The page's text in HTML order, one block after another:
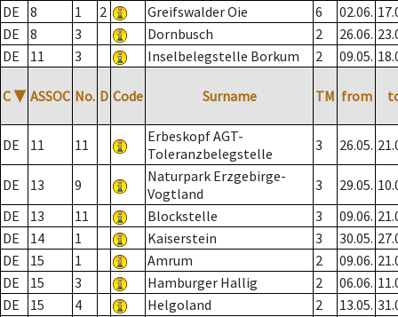
DE
8 1 2 Greifswalder Oie 6 02.06.
DE
8 3 Dornbusch 2 26.06.
DE
11 3 Inselbelegstelle Borkum 2 09.05.
C ▼ ASSOC No. D Code Surname TM from
DE 11 11
Erbeskopf AGT-
Toleranzbelegstelle
3 26.05.
DE 13 9
Naturpark Erzgebirge-
Vogtland
3 29.05.
DE
13 11 Blockstelle 3 09.06.
DE
14 1 Kaiserstein 3 30.05.
DE
15 1 Amrum 2 09.06.
DE
15 3 Hamburger Hallig 2 06.06.
DE
15 4 Helgoland 2 13.05.